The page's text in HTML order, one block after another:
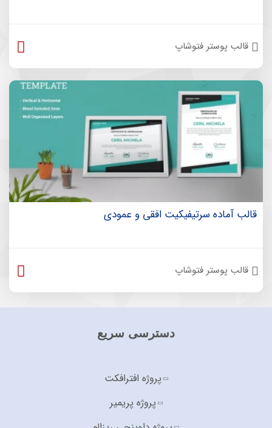
قالب پوستر فتوشاپ
قالب آماده سرتیفیکیت افقی و عمودی
قالب پوستر فتوشاپ
دسترسی سریع
پروژه افترافکت
پروژه پریمیر